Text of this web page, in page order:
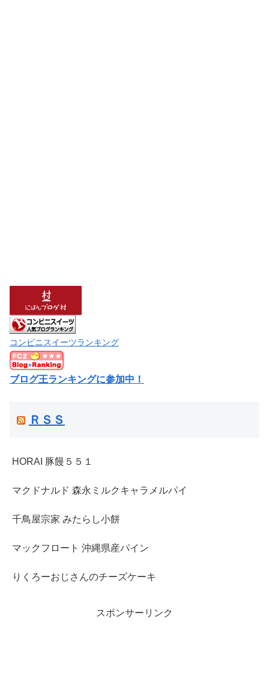
コンビニスイーツランキング
ブログ王ランキングに参加中！
ＲＳＳ
HORAI 豚饅５５１
マクドナルド 森永ミルクキャラメルパイ
千鳥屋宗家 みたらし小餅
マックフロート 沖縄県産パイン
りくろーおじさんのチーズケーキ
スポンサーリンク